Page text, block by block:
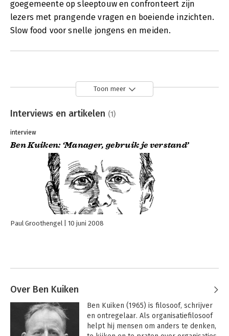
goegemeente op sleeptouw en confronteert zijn
lezers met prangende vragen en boeiende inzichten.
Slow food voor snelle jongens en meiden.
Toon meer
Interviews en artikelen (1)
interview
Ben Kuiken: ‘Manager, gebruik je verstand’
Paul Groothengel 10 juni 2008
Over Ben Kuiken
Ben Kuiken (1965) is filosoof, schrijver
en ontregelaar. Als organisatiefilosoof
helpt hij mensen om anders te denken,